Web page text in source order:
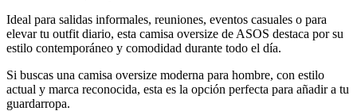
Ideal para salidas informales, reuniones, eventos casuales o para
elevar tu outfit diario, esta camisa oversize de ASOS destaca por su
estilo contemporáneo y comodidad durante todo el día.
Si buscas una camisa oversize moderna para hombre, con estilo
actual y marca reconocida, esta es la opción perfecta para añadir a tu
guardarropa.